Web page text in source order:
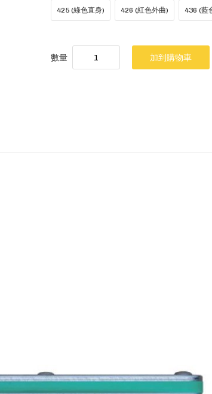
425 (綠色直身) 426 (紅色外曲) 436 (藍
數量 加到購物車